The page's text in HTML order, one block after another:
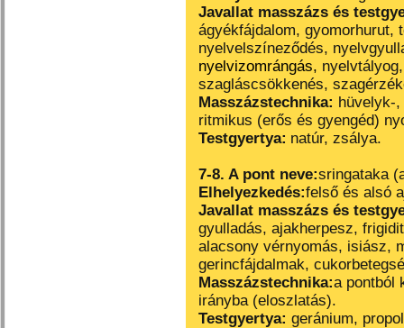
Javallat masszázs és
ágyékfájdalom, gyomorhurut,
nyelvelszíneződés,
nyelvizomrángás, nyelvtályog,
szagláscsökkenés,
Masszázstechnika: hüvelyk-
ritmikus (erős és gyengéd)
Testgyertya: natúr, zsálya.
7-8. A pont neve:sringataka
Elhelyezkedés:felső és alsó
Javallat masszázs és
gyulladás, ajakherpesz,
alacsony vérnyomás, isiász,
gerincfájdalmak,
Masszázstechnika:a pontból
irányba (eloszlatás).
Testgyertya: geránium,